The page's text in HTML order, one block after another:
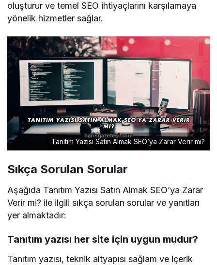
oluşturur ve temel SEO ihtiyaçlarını karşılamaya
yönelik hizmetler sağlar.
Tanıtım Yazısı Satın Almak SEO’ya Zarar Verir mi?
Sıkça Sorulan Sorular
Aşağıda Tanıtım Yazısı Satın Almak SEO’ya Zarar
Verir mi? ile ilgili sıkça sorulan sorular ve yanıtları
yer almaktadır:
Tanıtım yazısı her site için uygun mudur?
Tanıtım yazısı, teknik altyapısı sağlam ve içerik